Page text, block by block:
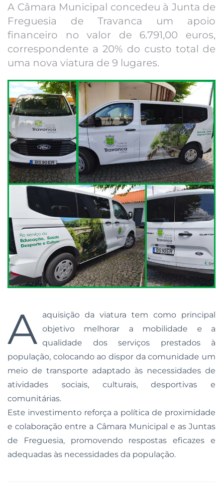
A Câmara Municipal concedeu à Junta de
Freguesia de Travanca um apoio
financeiro no valor de 6.791,00 euros,
correspondente a 20% do custo total de
uma nova viatura de 9 lugares.
A aquisição da viatura tem como principal
objetivo melhorar a mobilidade e a
qualidade dos serviços prestados à
população, colocando ao dispor da comunidade um
meio de transporte adaptado às necessidades de
atividades sociais, culturais, desportivas e
comunitárias.
Este investimento reforça a política de proximidade
e colaboração entre a Câmara Municipal e as Juntas
de Freguesia, promovendo respostas eficazes e
adequadas às necessidades da população.